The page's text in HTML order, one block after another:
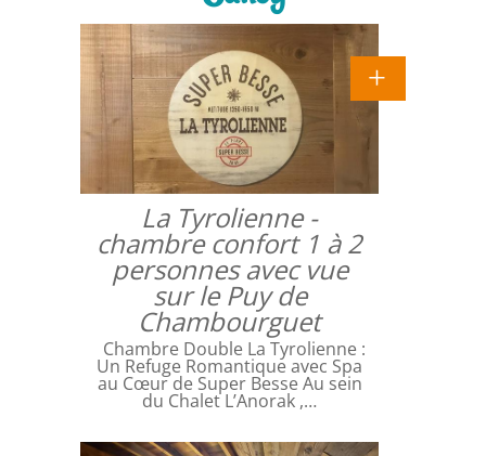
La Tyrolienne -
chambre confort 1 à 2
personnes avec vue
sur le Puy de
Chambourguet
Chambre Double La Tyrolienne :
Un Refuge Romantique avec Spa
au Cœur de Super Besse Au sein
du Chalet L’Anorak ,…